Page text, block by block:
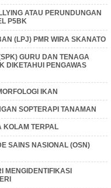
ATAU PERUNDUNGAN
P5BK
(LPJ) PMR WIRA SKANATO
GURU DAN TENAGA
DIKETAHUI PENGAWAS
IKAN
SOPTERAPI TANAMAN
KOLAM TERPAL
SAINS NASIONAL (OSN)
MENGIDENTIFIKASI